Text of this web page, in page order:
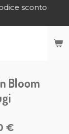
sconto
Bloom
€